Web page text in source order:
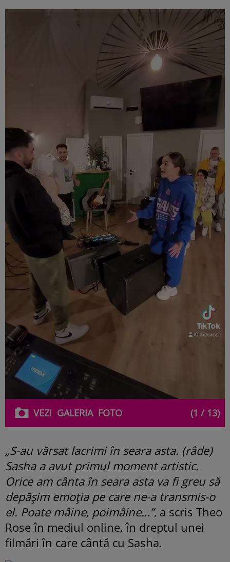
VEZI GALERIAFOTO (1 / 13)
„S-au vărsat lacrimi în seara asta. (râde)
Sasha a avut primul moment artistic.
Orice am cânta în seara asta va fi greu să
depășim emoția pe care ne-a transmis-o
el. Poate mâine, poimâine…”, a scris Theo
Rose în mediul online, în dreptul unei
filmări în care cântă cu Sasha.